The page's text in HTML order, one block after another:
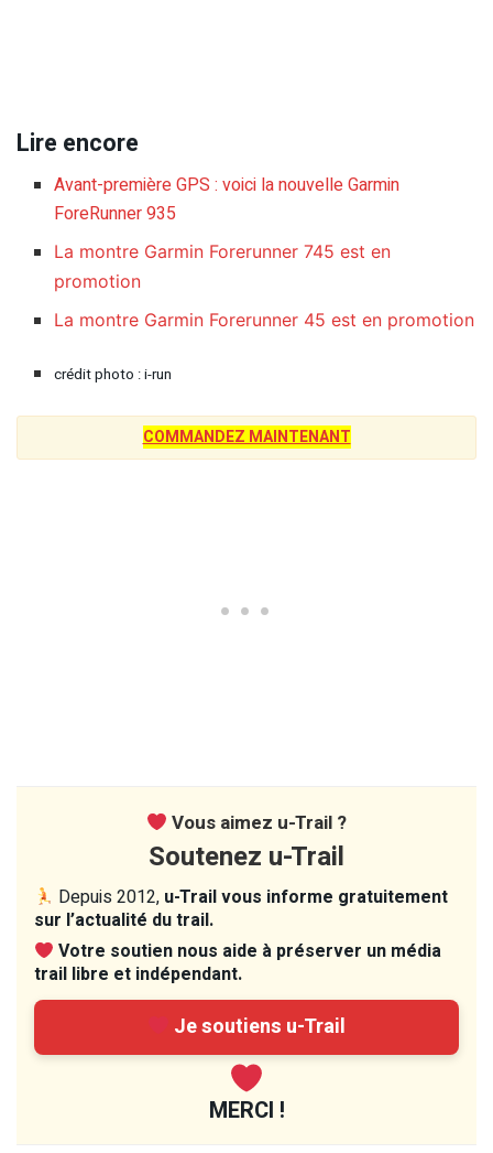
Lire encore
Avant-première GPS : voici la nouvelle Garmin
ForeRunner 935
La montre Garmin Forerunner 745 est en
promotion
La montre Garmin Forerunner 45 est en promotion
crédit photo : i-run
COMMANDEZ MAINTENANT
Vous aimez u-Trail ?
Soutenez u-Trail
Depuis 2012, u-Trail vous informe gratuitement
sur l’actualité du trail.
Votre soutien nous aide à préserver un média
trail libre et indépendant.
Je soutiens u-Trail
MERCI !